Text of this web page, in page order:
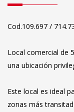
Cod.109.697 /
Local comercial de
una ubicación
Este local es ideal
zonas más